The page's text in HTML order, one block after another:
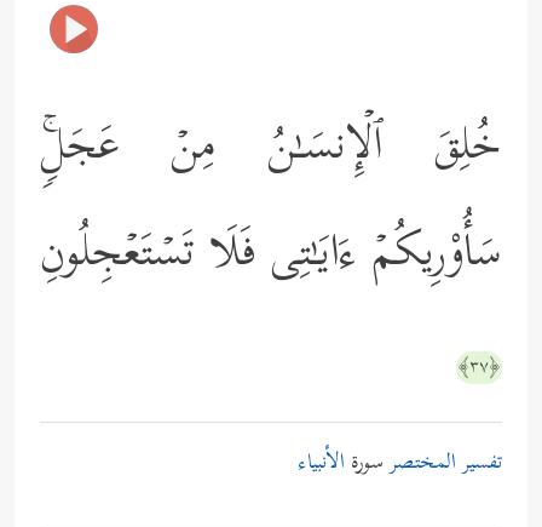
خُلِقَ ٱلۡإِنسَـٰنُ مِنۡ عَجَلࣲۚ
سَأُوْرِیكُمۡ ءَایَـٰتِی فَلَا تَسۡتَعۡجِلُونِ
﴿٣٧﴾
تفسير المختصرسورة الأنبياء